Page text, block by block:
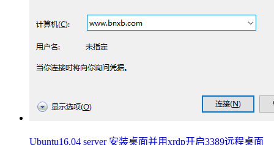
Ubuntu16.04 server 安装桌面并用xrdp开启3389远程桌面